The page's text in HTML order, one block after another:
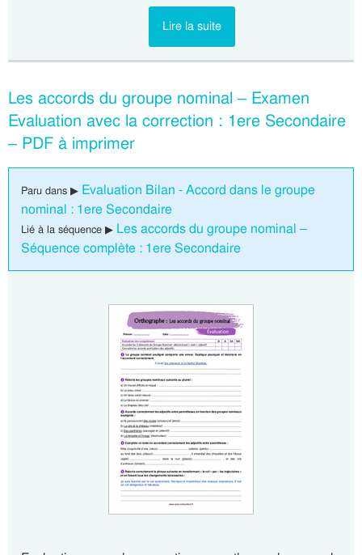
Lire la suite
Les accords du groupe nominal – Examen
Evaluation avec la correction : 1ere Secondaire
– PDF à imprimer
Paru dans ▶ Evaluation Bilan - Accord dans le groupe
nominal : 1ere Secondaire
Lié à la séquence ▶ Les accords du groupe nominal –
Séquence complète : 1ere Secondaire